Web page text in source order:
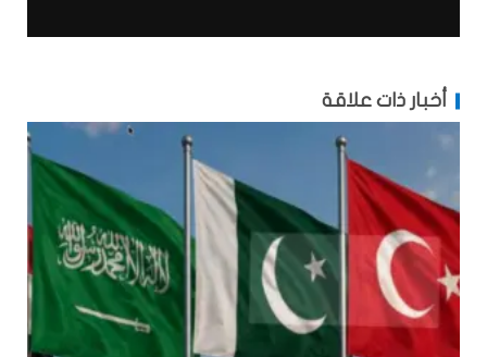
أخبار ذات علاقة